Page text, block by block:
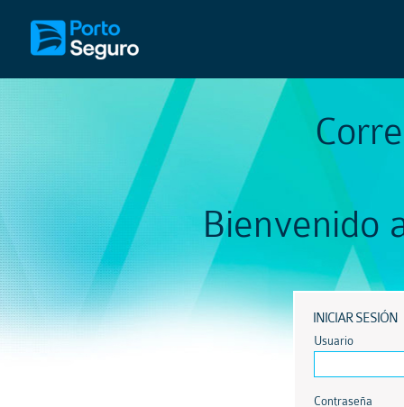
Bienvenido
INICIAR SESIÓN
Usuario
Contraseña